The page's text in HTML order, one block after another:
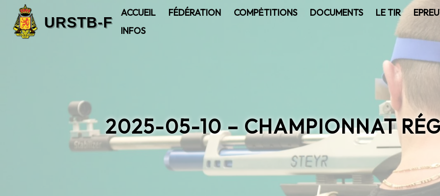
ACCUEIL FÉDÉRATION COMPĖTITIONS DOCUMENTS LE TIR
INFOS
2025-05-10 – CHAMPIONNAT